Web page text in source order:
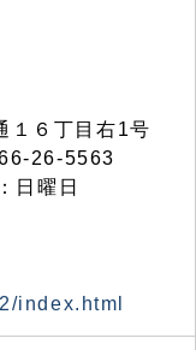
６丁目右1号
26-5563
日曜日
index.html